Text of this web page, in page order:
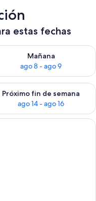
estas fechas
7 - ago 8
Mañana
ago 8 - ago 9
la disponibilidad
de semana ago 7 -
Próximo fin de semana
ago 14 - ago 16
la disponibilidad
de madera con asientos